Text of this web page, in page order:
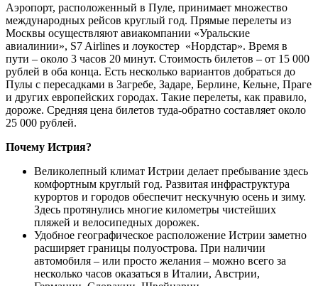
Аэропорт, расположенный в Пуле, принимает множество
международных рейсов круглый год. Прямые перелеты из
Москвы осуществляют авиакомпании «Уральские
авиалинии», S7 Airlines и лоукостер «Нордстар». Время в
пути – около 3 часов 20 минут. Стоимость билетов – от 15 000
рублей в оба конца. Есть несколько вариантов добраться до
Пулы с пересадками в Загребе, Задаре, Берлине, Кельне, Праге
и других европейских городах. Такие перелеты, как правило,
дороже. Средняя цена билетов туда-обратно составляет около
25 000 рублей.
Почему Истрия?
Великолепный климат Истрии делает пребывание здесь
комфортным круглый год. Развитая инфраструктура
курортов и городов обеспечит нескучную осень и зиму.
Здесь протянулись многие километры чистейших
пляжей и велосипедных дорожек.
Удобное географическое расположение Истрии заметно
расширяет границы полуострова. При наличии
автомобиля – или просто желания – можно всего за
несколько часов оказаться в Италии, Австрии,